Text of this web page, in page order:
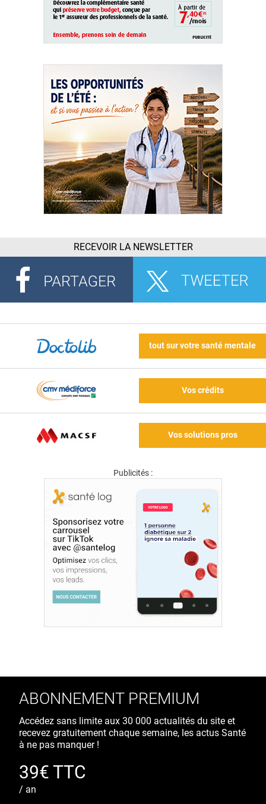
RECEVOIR LA NEWSLETTER
tout sur votre santé mentale
Vos crédits
Vos solutions pros
Publicités :
ABONNEMENT PREMIUM
Accédez sans limite aux 30 000 actualités du site et
recevez gratuitement chaque semaine, les actus Santé
à ne pas manquer !
39€ TTC
/ an